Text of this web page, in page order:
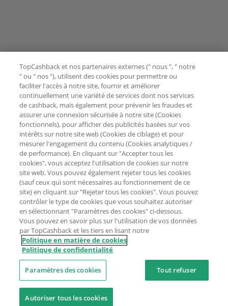
TopCashback et nos partenaires externes (" nous ", " notre
" ou " nos "), utilisent des cookies pour permettre ou
faciliter l'accès à notre site, fournir et améliorer
continuellement une variété de services dont nos services
de cashback, mais également pour prévenir les fraudes et
assurer une connexion sécurisée à notre site (Cookies
fonctionnels), pour afficher des publicités basées sur vos
intérêts sur notre site web (Cookies de ciblage) et pour
mesurer l'engagement du contenu (Cookies analytiques /
de performance). En cliquant sur "Accepter tous les
cookies", vous acceptez l'utilisation de cookies sur notre
site web. Vous pouvez également rejeter tous les cookies
(sauf ceux qui sont nécessaires au fonctionnement de ce
site) en cliquant sur "Rejeter tous les cookies". Vous pouvez
contrôler le type de cookies que vous souhaitez autoriser
en sélectionnant "Paramètres des cookies" ci-dessous.
Vous pouvez en savoir plus sur l'utilisation de vos données
par TopCashback et les tiers en lisant notre
Politique en matière de cookies
Politique de confidentialité
Paramètres des cookies Tout refuser
Autoriser tous les cookies